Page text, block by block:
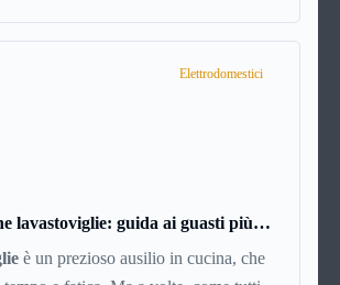
dal 1992 e con circa 700 punti
tutta Italia è un marchio di successo,
di convenienza.
Elettrodomestici
lavastoviglie: guida ai guasti più
è un prezioso ausilio in cucina, che